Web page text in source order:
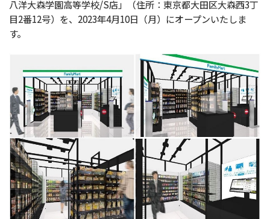
八洋大森学園高等学校/S店」（住所：東京都大田区大森西3丁
目2番12号）を、2023年4月10日（月）にオープンいたしま
す。